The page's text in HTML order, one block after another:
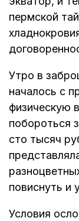
пермской
Утро в
началось с
физическую
побороться
сто тысяч
повиснуть и
Условия